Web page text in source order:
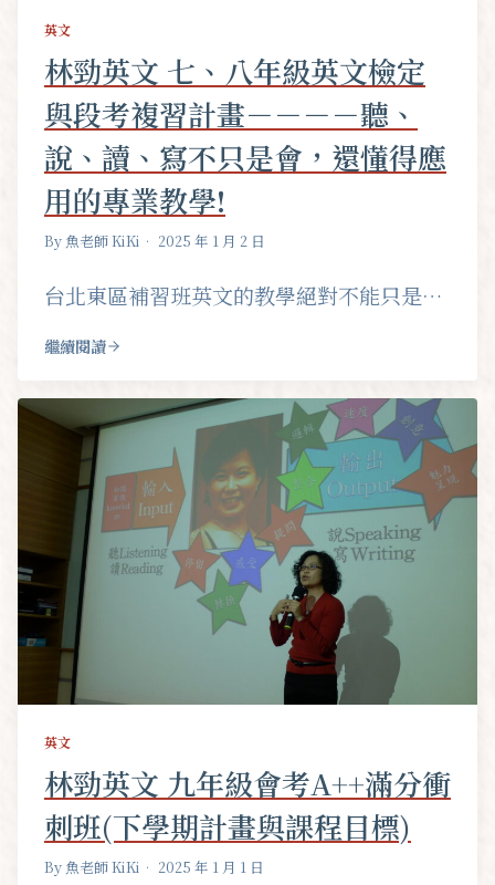
英文
林勁英文 七、八年級英文檢定
與段考複習計畫－－－－聽、
說、讀、寫不只是會，還懂得應
用的專業教學!
By 魚老師 KiKi • 2025 年 1 月 2 日
台北東區補習班英文的教學絕對不能只是…
繼續閱讀
英文
林勁英文 九年級會考A++滿分衝
刺班(下學期計畫與課程目標)
By 魚老師 KiKi • 2025 年 1 月 1 日